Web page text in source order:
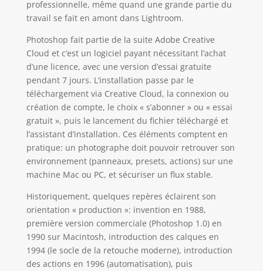
professionnelle, même quand une grande partie du
travail se fait en amont dans Lightroom.
Photoshop fait partie de la suite Adobe Creative
Cloud et c’est un logiciel payant nécessitant l’achat
d’une licence, avec une version d’essai gratuite
pendant 7 jours. L’installation passe par le
téléchargement via Creative Cloud, la connexion ou
création de compte, le choix « s’abonner » ou « essai
gratuit », puis le lancement du fichier téléchargé et
l’assistant d’installation. Ces éléments comptent en
pratique: un photographe doit pouvoir retrouver son
environnement (panneaux, presets, actions) sur une
machine Mac ou PC, et sécuriser un flux stable.
Historiquement, quelques repères éclairent son
orientation « production »: invention en 1988,
première version commerciale (Photoshop 1.0) en
1990 sur Macintosh, introduction des calques en
1994 (le socle de la retouche moderne), introduction
des actions en 1996 (automatisation), puis